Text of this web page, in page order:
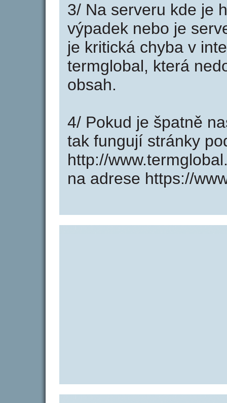
3/ Na serveru kde je
výpadek nebo je
je kritická chyba v
termglobal, která
obsah.
4/ Pokud je špatně
tak fungují stránky
http://
na adrese https://